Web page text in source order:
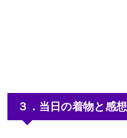
３．当日の着物と感想